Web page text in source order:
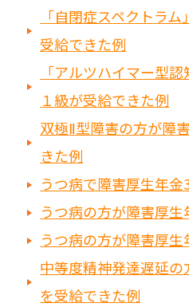
「自閉症スペクトラ
受給できた例
「アルツハイマー型
１級が受給できた例
双極Ⅱ型障害の方が障
きた例
うつ病で障害厚生年
うつ病の方が障害厚
うつ病の方が障害厚
中等度精神発達遅延
を受給できた例